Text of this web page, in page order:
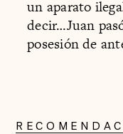
un aparato
decir…Juan
posesión de